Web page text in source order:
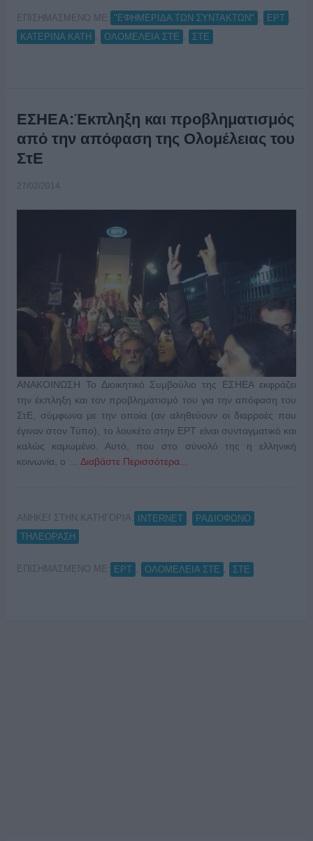
ΕΠΙΣΗΜΑΣΜΕΝΟ ΜΕ: "ΕΦΗΜΕΡΙΔΑ ΤΩΝ ΣΥΝΤΑΚΤΩΝ" ΕΡΤ
ΚΑΤΕΡΙΝΑ ΚΑΤΗ
ΟΛΟΜΕΛΕΙΑ ΣΤΕ ΣΤΕ
ΕΣΗΕΑ:Έκπληξη και προβληματισμός
από την απόφαση της Ολομέλειας του
ΣτΕ
27/02/2014
ΑΝΑΚΟΙΝΩΣΗ Το Διοικητικό Συμβούλιο της ΕΣΗΕΑ εκφράζει
την έκπληξη και τον προβληματισμό του για την απόφαση του
ΣτΕ, σύμφωνα με την οποία (αν αληθεύουν οι διαρροές που
έγιναν στον Τύπο), το λουκέτο στην ΕΡΤ είναι συνταγματικό και
καλώς καμωμένο. Αυτό, που στο σύνολό της η ελληνική
κοινωνία, ο … Διαβάστε Περισσότερα...
ΑΝΗΚΕΙ ΣΤΗΝ ΚΑΤΗΓΟΡΙΑ: INTERNET ΡΑΔΙΟΦΩΝΟ
ΤΗΛΕΟΡΑΣΗ
ΕΠΙΣΗΜΑΣΜΕΝΟ ΜΕ: ΕΡΤ ΟΛΟΜΕΛΕΙΑ ΣΤΕ ΣΤΕ